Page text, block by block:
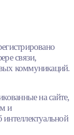
связи,
коммуникаций.
на сайте,
и